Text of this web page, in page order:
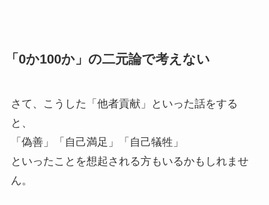
「0か100か」の二元論で考えない
さて、こうした「他者貢献」といった話をする
と、
「偽善」「自己満足」「自己犠牲」
といったことを想起される方もいるかもしれませ
ん。